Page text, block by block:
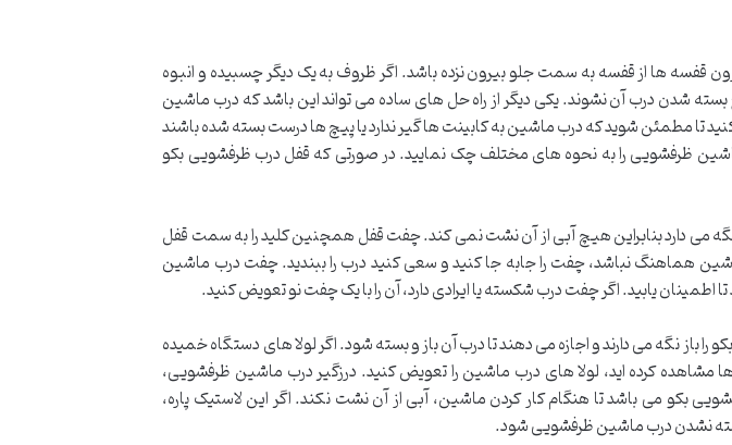
ها از قفسه به سمت جلو بیرون نزده باشد. اگر ظروف به یک دیگر چسبیده و انبوه
شدن درب آن نشوند. یکی دیگر از راه حل های ساده می تواند این باشد که درب ماشین
تا مطمئن شوید که درب ماشین به کابینت ها گیر ندارد یا پیچ ها درست بسته شده باشند
ظرفشویی را به نحوه های مختلف چک نمایید. در صورتی که قفل درب ظرفشویی بکو
می دارد بنابراین هیچ آبی از آن نشت نمی کند. چفت قفل همچنین کلید را به سمت قفل
هماهنگ نباشد، چفت را جابه جا کنید و سعی کنید درب را ببندید. چفت درب ماشین
یابید. اگر چفت درب شکسته یا ایرادی دارد، آن را با یک چفت نو تعویض کنید.
باز نگه می دارند و اجازه می دهند تا درب آن باز و بسته شود. اگر لولا های دستگاه خمیده
کرده اید، لولا های درب ماشین را تعویض کنید. درزگیر درب ماشین ظرفشویی،
می باشد تا هنگام کار کردن ماشین، آبی از آن نشت نکند. اگر این لاستیک پاره،
نشدن درب ماشین ظرفشویی شود.